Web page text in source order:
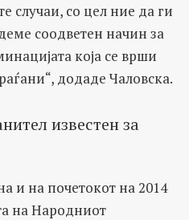
случаи, со цел ние да ги
соодветен начин за
која се врши
додаде Чаловска.
известен за
и на почетокот на 2014
на Народниот